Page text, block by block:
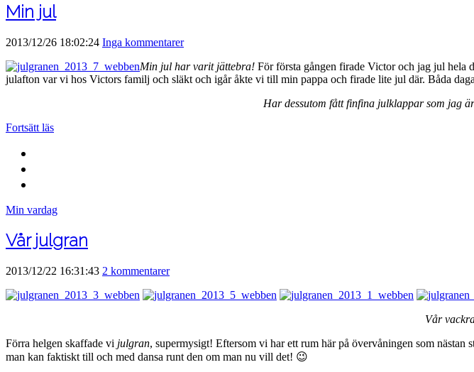
Min jul
2013/12/26 18:02:24 Inga kommentarer
Min jul har varit jättebra! För första gången firade Victor och jag jul hela
julafton var vi hos Victors familj och släkt och igår åkte vi till min pappa och firade lite jul där. Båda
Har dessutom fått finfina julklappar som jag
Fortsätt läs
Min vardag
Vår julgran
2013/12/22 16:31:43 2 kommentarer
Vår
Förra helgen skaffade vi julgran, supermysigt! Eftersom vi har ett rum här på övervåningen som nästan
man kan faktiskt till och med dansa runt den om man nu vill det! 😉